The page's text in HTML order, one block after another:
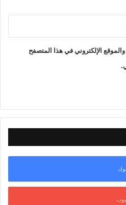
المرافق، بما يسهم في تنفيذ
الاستفادة من الإمكانات المحلية.
الإلكتروني في هذا المتصفح